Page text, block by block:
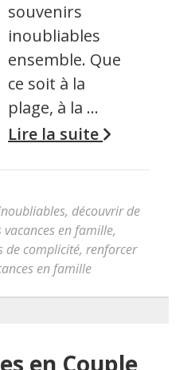
souvenirs
inoubliables
ensemble. Que
ce soit à la
plage, à la …
Lire la suite
, découvrir de
vacances en famille,
de complicité, renforcer
en famille
en Couple